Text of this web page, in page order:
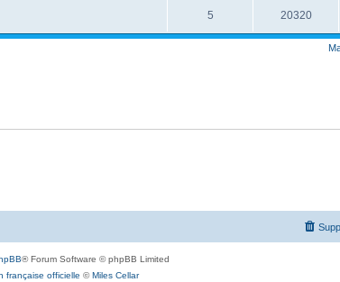
5 20320
® Forum Software © phpBB Limited
française officielle ©Miles Cellar